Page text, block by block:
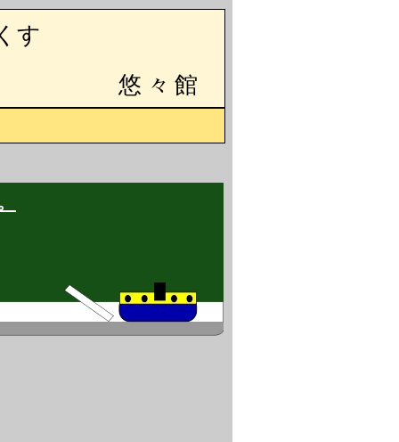
す
悠々館